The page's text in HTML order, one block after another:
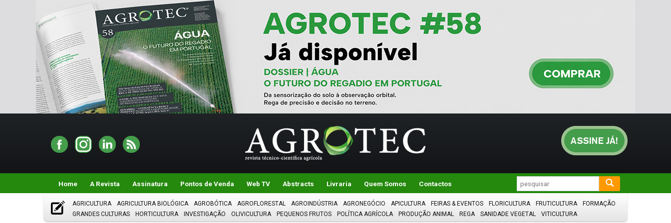
Home A Revista Assinatura Pontos de Venda Web TV Abstracts Livraria Quem Somos Contactos
AGRICULTURA AGRICULTURA BIOLÓGICA AGROBÓTICA AGROFLORESTAL AGROINDÚSTRIA AGRONEGÓCIO APICULTURA FEIRAS & EVENTOS FLORICULTURA FRUTICULTURA
FORMAÇÃO
GRANDES CULTURAS
HORTICULTURA INVESTIGAÇÃO OLIVICULTURA PEQUENOS FRUTOS POLÍTICA AGRÍCOLA PRODUÇÃO ANIMAL REGA SANIDADE VEGETAL VITICULTURA